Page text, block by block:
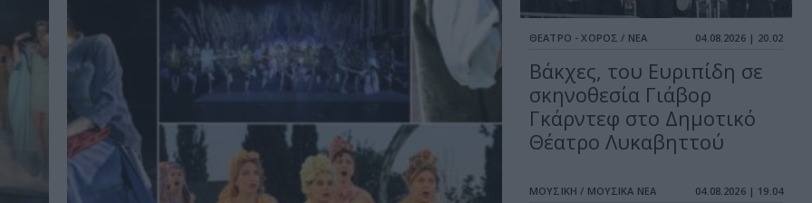
ΘΕΑΤΡΟ - ΧΟΡΟΣ / ΝΕΑ 04.08.2026 | 20.02
Βάκχες, του Ευριπίδη σε
σκηνοθεσία Γιάβορ
Γκάρντεφ στο Δημοτικό
Θέατρο Λυκαβηττού
ΜΟΥΣΙΚΗ / ΜΟΥΣΙΚΑ ΝΕΑ 04.08.2026 | 19.04